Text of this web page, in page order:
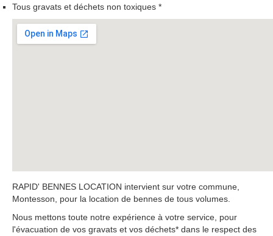
Tous gravats et déchets non toxiques *
RAPID' BENNES LOCATION intervient sur votre commune,
Montesson, pour la location de bennes de tous volumes.
Nous mettons toute notre expérience à votre service, pour
l'évacuation de vos gravats et vos déchets* dans le respect des